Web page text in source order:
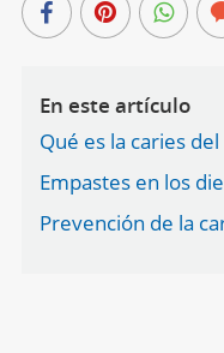
En este artículo
Qué es la caries
Empastes en los
Prevención de la